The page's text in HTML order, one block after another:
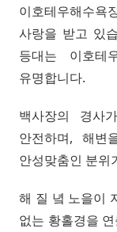
이호테우해수
사랑을 받고 있
등대는 이호테
유명합니다.
백사장의 경사
안전하며, 해변
안성맞춤인 분위
해 질 녘 노을이
없는 황홀경을